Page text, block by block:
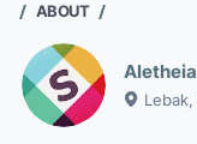
ABOUT